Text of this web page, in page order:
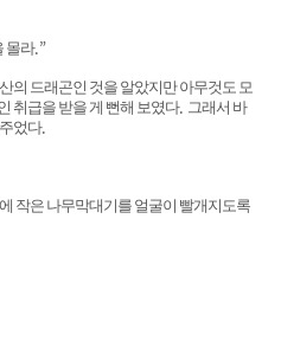
몰라.”
의 드래곤인 것을 알았지만 아무것도 모
취급을 받을 게 뻔해 보였다. 그래서 바
었다.
작은 나무막대기를 얼굴이 빨개지도록